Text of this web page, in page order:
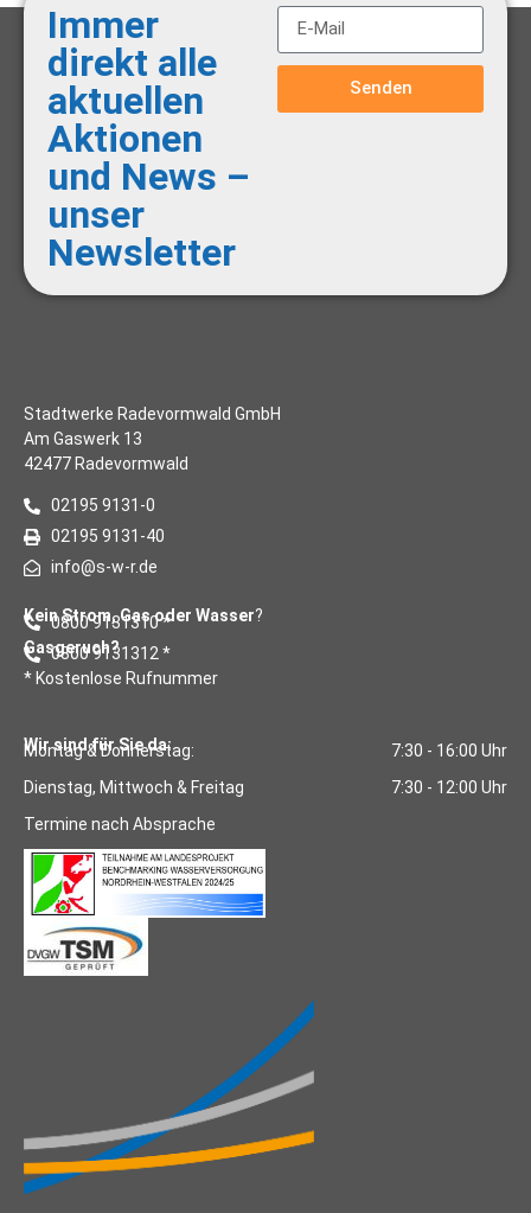
Immer
direkt alle
aktuellen
Aktionen
und News –
unser
Newsletter
Senden
Stadtwerke Radevormwald GmbH
Am Gaswerk 13
42477 Radevormwald
02195 9131-0
02195 9131-40
info@s-w-r.de
Kein Strom, Gas oder Wasser?
0800 9131310 *
Gasgeruch?
0800 9131312 *
* Kostenlose Rufnummer
Wir sind für Sie da:
Montag & Donnerstag:
7:30 - 16:00 Uhr
Dienstag, Mittwoch & Freitag
7:30 - 12:00 Uhr
Termine nach Absprache